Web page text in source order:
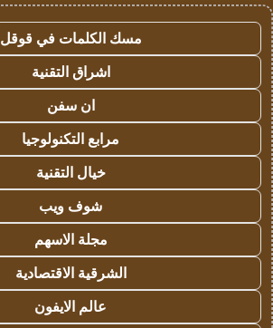
مسك الكلمات في قوقل
اشراق التقنية
ان سفن
مرابع التكنولوجيا
خيال التقنية
شوف ويب
مجلة الاسهم
الشرقية الاقتصادية
عالم الايفون